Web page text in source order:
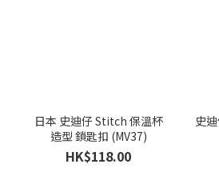
日本 史迪仔 Stitch 保溫杯
造型 鎖匙扣 (MV37)
HK$118.00
史